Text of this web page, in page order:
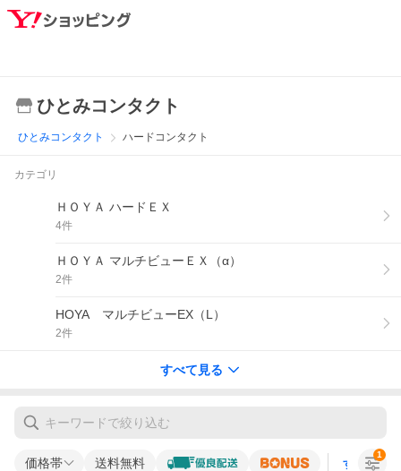
ひとみコンタクト
ひとみコンタクト ハードコンタクト
カテゴリ
ＨＯＹＡ ハードＥＸ
4件
ＨＯＹＡ マルチビューＥＸ（α）
2件
HOYA マルチビューEX（L）
2件
すべて見る
価格帯 送料無料 すべての条
1